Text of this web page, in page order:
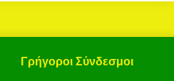
Γρήγοροι Σύνδεσμοι